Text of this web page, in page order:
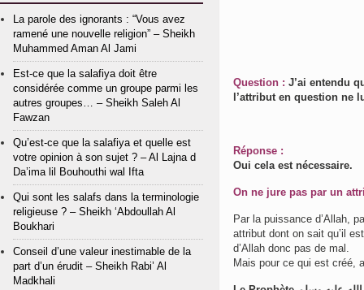
Question : J’ai entendu
l’attribut en question ne
Réponse :
Oui cela est nécessaire.
On ne jure pas par un
Par la puissance d’Allah,
attribut dont on sait qu’il
d’Allah donc pas de mal.
Mais pour ce qui est créé,
La parole des ignorants : “Vous avez
ramené une nouvelle religion” – Sheikh
Muhammed Aman Al Jami
Est-ce que la salafiya doit être
considérée comme un groupe parmi les
autres groupes… – Sheikh Saleh Al
Fawzan
Qu’est-ce que la salafiya et quelle est
votre opinion à son sujet ? – Al Lajna d
Da’ima lil Bouhouthi wal Ifta
Qui sont les salafs dans la terminologie
religieuse ? – Sheikh ‘Abdoullah Al
Boukhari
Conseil d’une valeur inestimable de la
part d’un érudit – Sheikh Rabi’ Al
Madkhali